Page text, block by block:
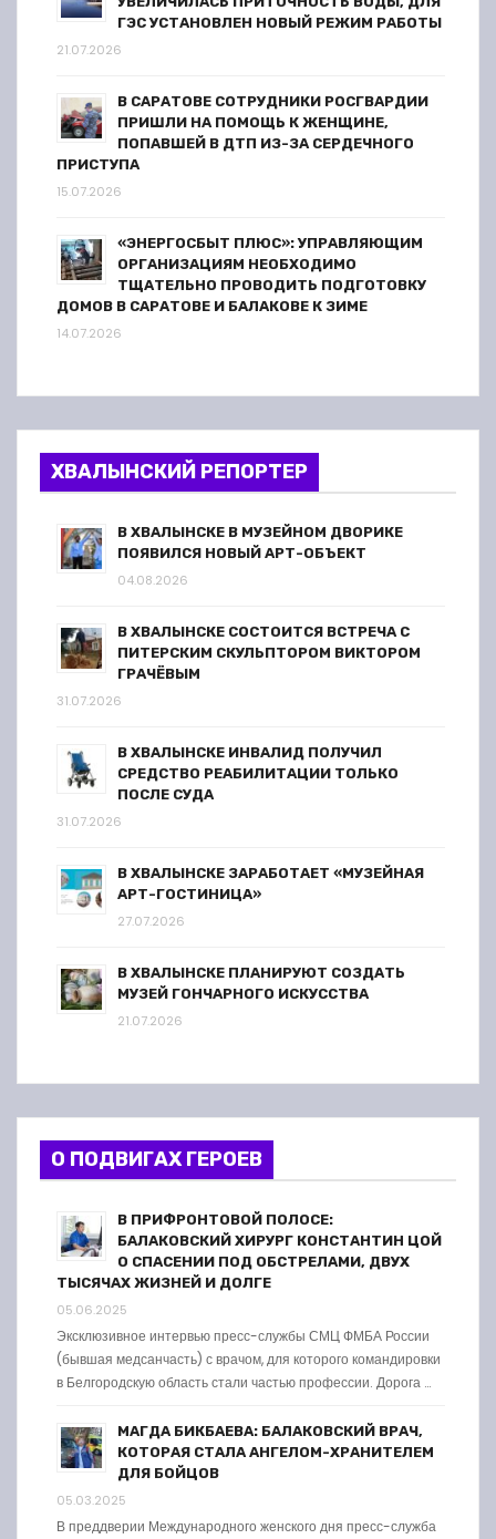
ГЭС УСТАНОВЛЕН НОВЫЙ РЕЖИМ РАБОТЫ
21.07.2026
В САРАТОВЕ СОТРУДНИКИ РОСГВАРДИИ
ПРИШЛИ НА ПОМОЩЬ К ЖЕНЩИНЕ,
ПОПАВШЕЙ В ДТП ИЗ-ЗА СЕРДЕЧНОГО
ПРИСТУПА
15.07.2026
«ЭНЕРГОСБЫТ ПЛЮС»: УПРАВЛЯЮЩИМ
ОРГАНИЗАЦИЯМ НЕОБХОДИМО
ТЩАТЕЛЬНО ПРОВОДИТЬ ПОДГОТОВКУ
ДОМОВ В САРАТОВЕ И БАЛАКОВЕ К ЗИМЕ
14.07.2026
ХВАЛЫНСКИЙ РЕПОРТЕР
В ХВАЛЫНСКЕ В МУЗЕЙНОМ ДВОРИКЕ
ПОЯВИЛСЯ НОВЫЙ АРТ-ОБЪЕКТ
04.08.2026
В ХВАЛЫНСКЕ СОСТОИТСЯ ВСТРЕЧА С
ПИТЕРСКИМ СКУЛЬПТОРОМ ВИКТОРОМ
ГРАЧЁВЫМ
31.07.2026
В ХВАЛЫНСКЕ ИНВАЛИД ПОЛУЧИЛ
СРЕДСТВО РЕАБИЛИТАЦИИ ТОЛЬКО
ПОСЛЕ СУДА
31.07.2026
В ХВАЛЫНСКЕ ЗАРАБОТАЕТ «МУЗЕЙНАЯ
АРТ-ГОСТИНИЦА»
27.07.2026
В ХВАЛЫНСКЕ ПЛАНИРУЮТ СОЗДАТЬ
МУЗЕЙ ГОНЧАРНОГО ИСКУССТВА
21.07.2026
О ПОДВИГАХ ГЕРОЕВ
В ПРИФРОНТОВОЙ ПОЛОСЕ:
БАЛАКОВСКИЙ ХИРУРГ КОНСТАНТИН ЦОЙ
О СПАСЕНИИ ПОД ОБСТРЕЛАМИ, ДВУХ
ТЫСЯЧАХ ЖИЗНЕЙ И ДОЛГЕ
05.06.2025
Эксклюзивное интервью пресс-службы СМЦ ФМБА России
(бывшая медсанчасть) с врачом, для которого командировки
в Белгородскую область стали частью профессии. Дорога …
МАГДА БИКБАЕВА: БАЛАКОВСКИЙ ВРАЧ,
КОТОРАЯ СТАЛА АНГЕЛОМ-ХРАНИТЕЛЕМ
ДЛЯ БОЙЦОВ
05.03.2025
В преддверии Международного женского дня пресс-служба